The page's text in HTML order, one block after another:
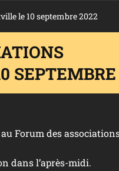
le 10 septembre 2022
Forum des
dans l’après-midi.